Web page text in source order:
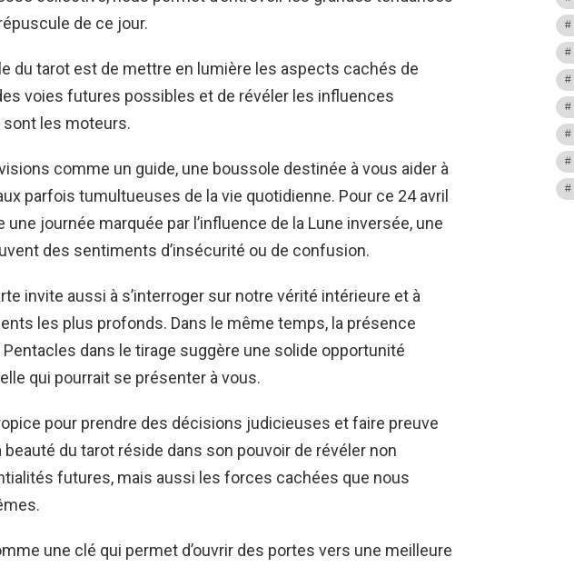
de ce jour.
du tarot est de mettre en lumière les aspects cachés de
voies futures possibles et de révéler les influences
les moteurs.
comme un guide, une boussole destinée à vous aider à
parfois tumultueuses de la vie quotidienne. Pour ce 24 avril
une journée marquée par l’influence de la Lune inversée, une
des sentiments d’insécurité ou de confusion.
invite aussi à s’interroger sur notre vérité intérieure et à
les plus profonds. Dans le même temps, la présence
dans le tirage suggère une solide opportunité
qui pourrait se présenter à vous.
pour prendre des décisions judicieuses et faire preuve
beauté du tarot réside dans son pouvoir de révéler non
futures, mais aussi les forces cachées que nous
une clé qui permet d’ouvrir des portes vers une meilleure